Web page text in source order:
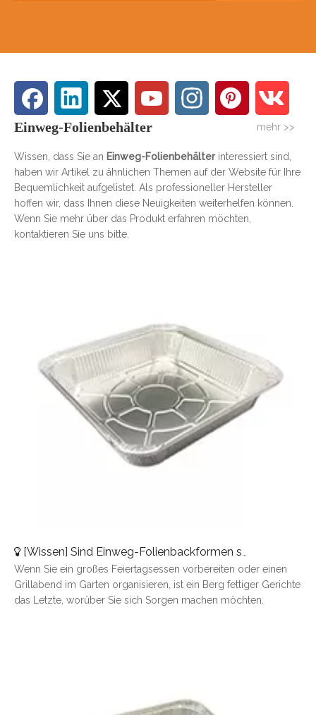
Einweg-Folienbehälter mehr >>
Wissen, dass Sie an Einweg-Folienbehälterinteressiert sind,
haben wir Artikel zu ähnlichen Themen auf der Website für Ihre
Bequemlichkeit aufgelistet. Als professioneller Hersteller
hoffen wir, dass Ihnen diese Neuigkeiten weiterhelfen können.
Wenn Sie mehr über das Produkt erfahren möchten,
kontaktieren Sie uns bitte.
[Wissen] Sind Einweg-Folienbackformen sicher?
Wenn Sie ein großes Feiertagsessen vorbereiten oder einen
Grillabend im Garten organisieren, ist ein Berg fettiger Gerichte
das Letzte, worüber Sie sich Sorgen machen möchten.